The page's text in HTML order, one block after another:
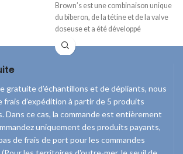
ml
Anti-colic
Brown’s estune combinaison unique
du biberon, de la tétine et de la valve
doseuse et a été développé
spécialement
problèmes
d'alimentation
spécialisés Dr Brown's
sont livrés en pièces
détachées !
Contenu
gratuite d’échantillons et de dépliants, nous
frais d’expédition à partir de 5 produits
ce cas, la commande est entièrement
uniquement des produits payants,
de frais de port pour les commandes